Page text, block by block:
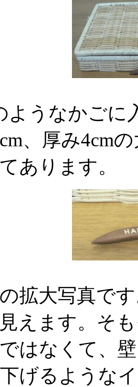
うなかごに
、厚み4cm
あります。
拡大写真です
えます。そ
はなくて、
げるような